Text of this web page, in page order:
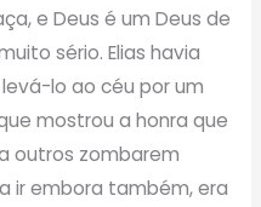
e Deus é um Deus de
sério. Elias havia
lo ao céu por um
mostrou a honra que
outros zombarem
ir embora também, era